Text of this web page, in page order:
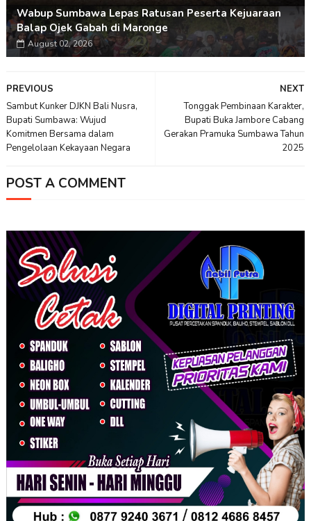
Wabup Sumbawa Lepas Ratusan Peserta Kejuaraan
Balap Ojek Gabah di Maronge
August 02, 2026
NEXT
Tonggak Pembinaan Karakter,
Bupati Buka Jambore Cabang
Gerakan Pramuka Sumbawa Tahun
2025
PREVIOUS
Sambut Kunker DJKN Bali Nusra,
Bupati Sumbawa: Wujud
Komitmen Bersama dalam
Pengelolaan Kekayaan Negara
POST A COMMENT